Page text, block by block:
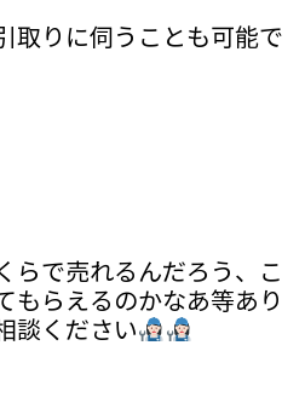
取りに伺うことも可能で
らで売れるんだろう、こ
もらえるのかなあ等あり
談ください